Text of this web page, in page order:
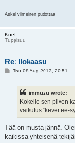
Askel viimeinen pudottaa
Knef
Tuppisuu
Re: Ilokaasu
PThu 08 Aug 2013, 20:51
immuzu wrote:
Kokeile sen pilven
vaikutus "kevenee-
Tää on musta jännä.
kaikissa yhteisenä